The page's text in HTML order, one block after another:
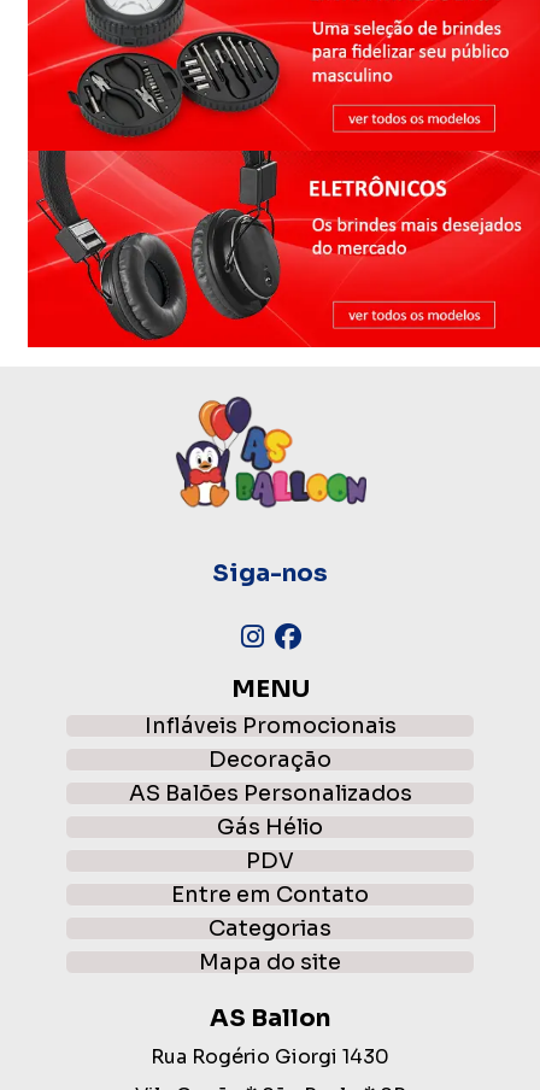
Siga-nos
MENU
Infláveis Promocionais
Decoração
AS Balões Personalizados
Gás Hélio
PDV
Entre em Contato
Categorias
Mapa do site
AS Ballon
Rua Rogério Giorgi 1430